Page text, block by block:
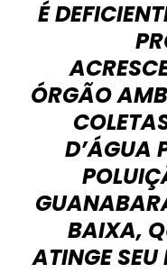
É
ÓRGÃO
D’ÁGUA
BAIXA,
ATINGE